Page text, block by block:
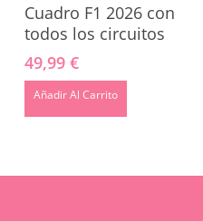
Cuadro F1 2026 con
todos los circuitos
49,99 €
Añadir Al Carrito